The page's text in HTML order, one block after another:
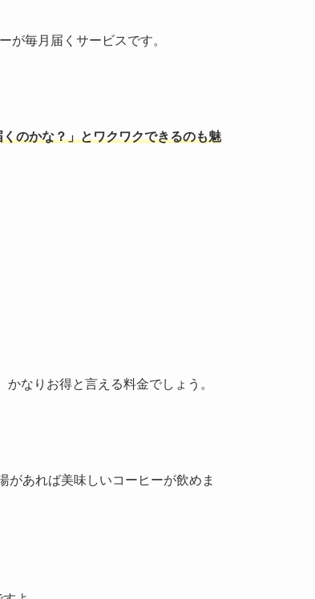
が毎月届くサービスです。
のかな？」とワクワクできるのも魅
なりお得と言える料金でしょう。
があれば美味しいコーヒーが飲めま